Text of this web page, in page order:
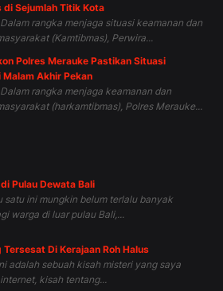
di Sejumlah Titik Kota
rangka menjaga situasi keamanan dan
(Kamtibmas), Perwira...
Polres Merauke Pastikan Situasi
Akhir Pekan
rangka menjaga keamanan dan
(harkamtibmas), Polres Merauke...
Pulau Dewata Bali
satu ini mungkin belum terlalu banyak
warga di luar pulau Bali,...
Tersesat Di Kerajaan Roh Halus
adalah sebuah kisah misteri yang saya
kisah tentang...